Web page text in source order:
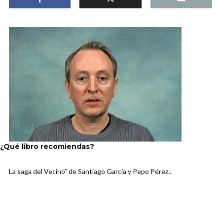
¿Qué libro recomiendas?
La saga del Vecino” de Santiago García y Pepo Pérez..